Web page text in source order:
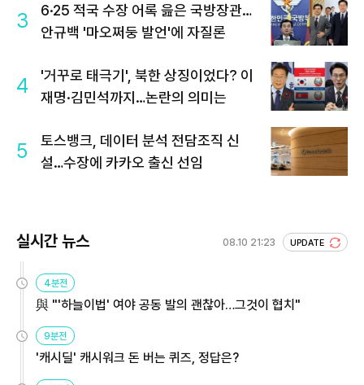
3
6·25 적국 수장 어록 읊은 국방장관…
안규백 '마오쩌둥 발언'에 자질론
4
'거꾸로 태극기', 북한 상징이었다? 이
재명·김민석까지…논란의 의미는
5
토스뱅크, 데이터 분석 전담조직 신
설…수장에 카카오 출신 선임
실시간 뉴스 08.10 21:23 UPDATE
4분전
與 "'하늘이법' 여야 공동 발의 괜찮아…그것이 협치"
9분전
'캐시딜' 캐시워크 돈 버는 퀴즈, 정답은?